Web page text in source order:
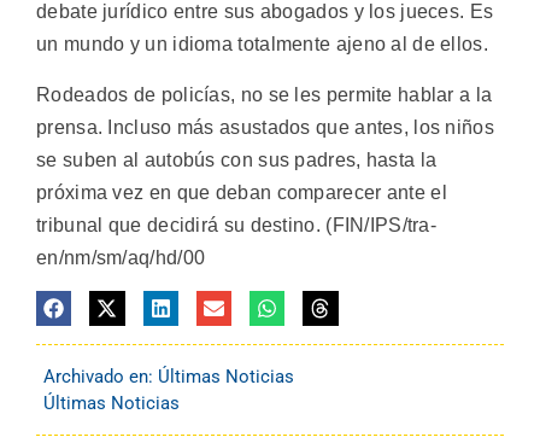
debate jurídico entre sus abogados y los jueces. Es
un mundo y un idioma totalmente ajeno al de ellos.
Rodeados de policías, no se les permite hablar a la
prensa. Incluso más asustados que antes, los niños
se suben al autobús con sus padres, hasta la
próxima vez en que deban comparecer ante el
tribunal que decidirá su destino. (FIN/IPS/tra-
en/nm/sm/aq/hd/00
Archivado en: Últimas Noticias
Últimas Noticias